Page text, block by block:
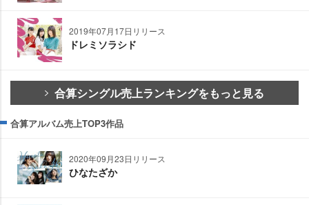
2019年07月17日リリース
ドレミソラシド
合算シングル売上ランキングをもっと見る
合算アルバム売上TOP3作品
2020年09月23日リリース
ひなたざか